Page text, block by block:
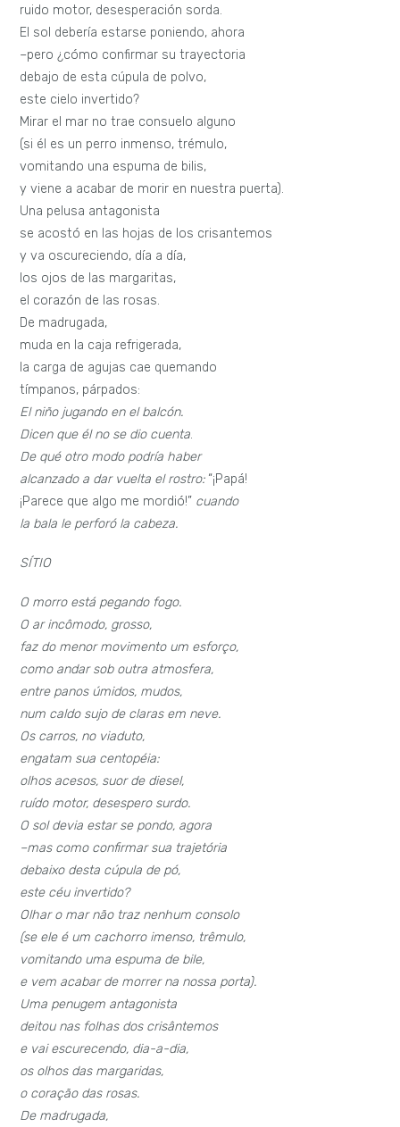
ruido motor, desesperación sorda.
El sol debería estarse poniendo, ahora
–pero ¿cómo confirmar su trayectoria
debajo de esta cúpula de polvo,
este cielo invertido?
Mirar el mar no trae consuelo alguno
(si él es un perro inmenso, trémulo,
vomitando una espuma de bilis,
y viene a acabar de morir en nuestra puerta).
Una pelusa antagonista
se acostó en las hojas de los crisantemos
y va oscureciendo, día a día,
los ojos de las margaritas,
el corazón de las rosas.
De madrugada,
muda en la caja refrigerada,
la carga de agujas cae quemando
tímpanos, párpados:
El niño jugando en el balcón.
Dicen que él no se dio cuenta.
De qué otro modo podría haber
alcanzado a dar vuelta el rostro:“¡Papá!
¡Parece que algo me mordió!” cuando
la bala le perforó la cabeza.
SÍTIO
O morro está pegando fogo.
O ar incômodo, grosso,
faz do menor movimento um esforço,
como andar sob outra atmosfera,
entre panos úmidos, mudos,
num caldo sujo de claras em neve.
Os carros, no viaduto,
engatam sua centopéia:
olhos acesos, suor de diesel,
ruído motor, desespero surdo.
O sol devia estar se pondo, agora
–mas como confirmar sua trajetória
debaixo desta cúpula de pó,
este céu invertido?
Olhar o mar não traz nenhum consolo
(se ele é um cachorro imenso, trêmulo,
vomitando uma espuma de bile,
e vem acabar de morrer na nossa porta).
Uma penugem antagonista
deitou nas folhas dos crisântemos
e vai escurecendo, dia-a-dia,
os olhos das margaridas,
o coração das rosas.
De madrugada,